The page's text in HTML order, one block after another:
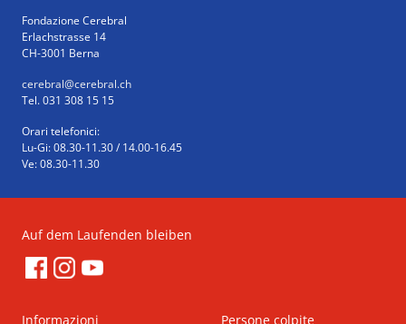
Fondazione Cerebral
Erlachstrasse 14
CH-3001 Berna
cerebral@cerebral.ch
Tel. 031 308 15 15
Orari telefonici:
Lu-Gi: 08.30-11.30 / 14.00-16.45
Ve: 08.30-11.30
Auf dem Laufenden bleiben
Informazioni Persone colpite